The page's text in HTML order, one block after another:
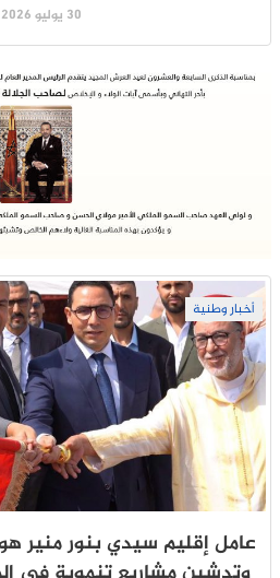
30 يوليو 2026
أخبار وطنية
عامل إقليم سيدي بنور منير